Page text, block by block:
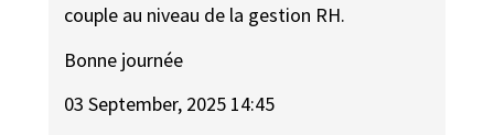
couple au niveau de la gestion RH.
Bonne journée
03 September, 2025 14:45